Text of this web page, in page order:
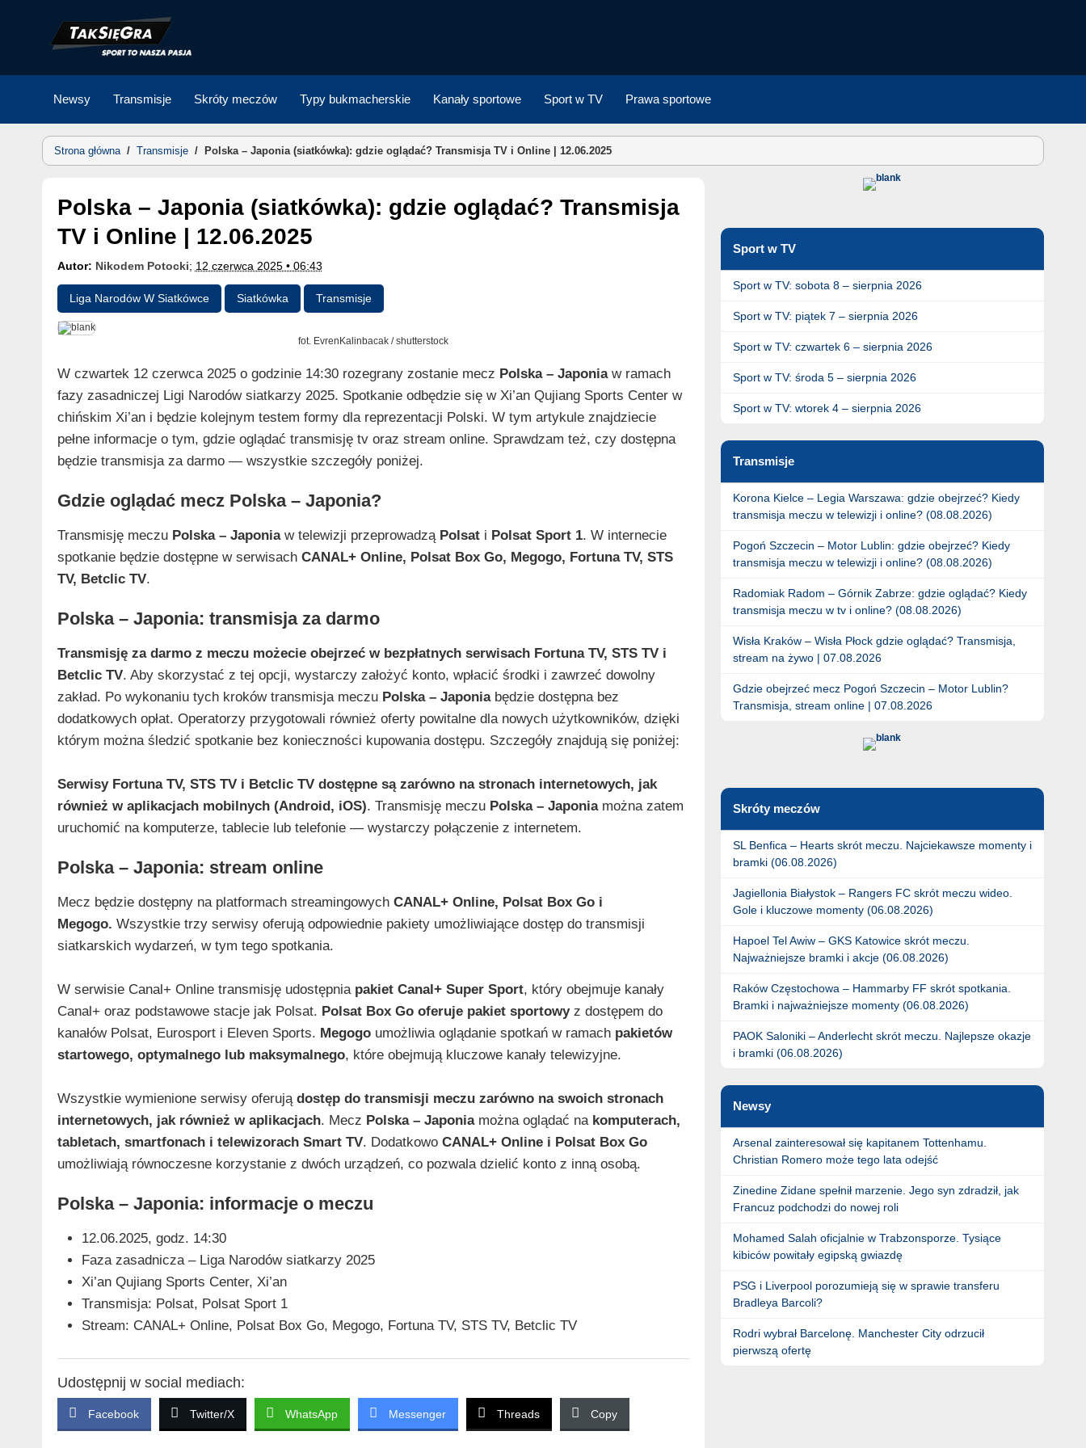
Newsy Transmisje Skróty meczów Typy bukmacherskie Kanały sportowe Sport w TV Prawa sportowe
Strona główna/ Transmisje / Polska – Japonia (siatkówka): gdzie oglądać? Transmisja TV i Online | 12.06.2025
Polska – Japonia (siatkówka): gdzie oglądać? Transmisja
TV i Online | 12.06.2025
Autor: Nikodem Potocki; 12 czerwca 2025 • 06:43
Liga Narodów W Siatkówce Siatkówka Transmisje
fot. EvrenKalinbacak / shutterstock
W czwartek 12 czerwca 2025 o godzinie 14:30 rozegrany zostanie mecz Polska – Japoniaw ramach
fazy zasadniczej Ligi Narodów siatkarzy 2025. Spotkanie odbędzie się w Xi’an Qujiang Sports Center w
chińskim Xi’an i będzie kolejnym testem formy dla reprezentacji Polski. W tym artykule znajdziecie
pełne informacje o tym, gdzie oglądać transmisję tv oraz stream online. Sprawdzam też, czy dostępna
będzie transmisja za darmo — wszystkie szczegóły poniżej.
Gdzie oglądać mecz Polska – Japonia?
Transmisję meczu Polska – Japoniaw telewizji przeprowadzą Polsati Polsat Sport 1. W internecie
spotkanie będzie dostępne w serwisach CANAL+ Online, Polsat Box Go, Megogo, Fortuna TV, STS
TV, Betclic TV.
Polska – Japonia: transmisja za darmo
Transmisję za darmo z meczu możecie obejrzeć w bezpłatnych serwisach Fortuna TV, STS TV i
Betclic TV. Aby skorzystać z tej opcji, wystarczy założyć konto, wpłacić środki i zawrzeć dowolny
zakład. Po wykonaniu tych kroków transmisja meczu Polska – Japoniabędzie dostępna bez
dodatkowych opłat. Operatorzy przygotowali również oferty powitalne dla nowych użytkowników, dzięki
którym można śledzić spotkanie bez konieczności kupowania dostępu. Szczegóły znajdują się poniżej:
Serwisy Fortuna TV, STS TV i Betclic TV dostępne są zarówno na stronach internetowych, jak
również w aplikacjach mobilnych (Android, iOS). Transmisję meczu Polska – Japoniamożna zatem
uruchomić na komputerze, tablecie lub telefonie — wystarczy połączenie z internetem.
Polska – Japonia: stream online
Mecz będzie dostępny na platformach streamingowych CANAL+ Online, Polsat Box Go i
Megogo. Wszystkie trzy serwisy oferują odpowiednie pakiety umożliwiające dostęp do transmisji
siatkarskich wydarzeń, w tym tego spotkania.
W serwisie Canal+ Online transmisję udostępnia pakiet Canal+ Super Sport, który obejmuje kanały
Canal+ oraz podstawowe stacje jak Polsat. Polsat Box Go oferuje pakiet sportowyz dostępem do
kanałów Polsat, Eurosport i Eleven Sports. Megogoumożliwia oglądanie spotkań w ramach pakietów
startowego, optymalnego lub maksymalnego, które obejmują kluczowe kanały telewizyjne.
Wszystkie wymienione serwisy oferują dostęp do transmisji meczu zarówno na swoich stronach
internetowych, jak również w aplikacjach. Mecz Polska – Japoniamożna oglądać na komputerach,
tabletach, smartfonach i telewizorach Smart TV. Dodatkowo CANAL+ Online i Polsat Box Go
umożliwiają równoczesne korzystanie z dwóch urządzeń, co pozwala dzielić konto z inną osobą.
Polska – Japonia: informacje o meczu
12.06.2025, godz. 14:30
Faza zasadnicza – Liga Narodów siatkarzy 2025
Xi’an Qujiang Sports Center, Xi’an
Transmisja: Polsat, Polsat Sport 1
Stream: CANAL+ Online, Polsat Box Go, Megogo, Fortuna TV, STS TV, Betclic TV
Udostępnij w social mediach:
Facebook Twitter/X WhatsApp Messenger Threads Copy
Sport w TV
Sport w TV: sobota 8 – sierpnia 2026
Sport w TV: piątek 7 – sierpnia 2026
Sport w TV: czwartek 6 – sierpnia 2026
Sport w TV: środa 5 – sierpnia 2026
Sport w TV: wtorek 4 – sierpnia 2026
Transmisje
Korona Kielce – Legia Warszawa: gdzie obejrzeć? Kiedy
transmisja meczu w telewizji i online? (08.08.2026)
Pogoń Szczecin – Motor Lublin: gdzie obejrzeć? Kiedy
transmisja meczu w telewizji i online? (08.08.2026)
Radomiak Radom – Górnik Zabrze: gdzie oglądać? Kiedy
transmisja meczu w tv i online? (08.08.2026)
Wisła Kraków – Wisła Płock gdzie oglądać? Transmisja,
stream na żywo | 07.08.2026
Gdzie obejrzeć mecz Pogoń Szczecin – Motor Lublin?
Transmisja, stream online | 07.08.2026
Skróty meczów
SL Benfica – Hearts skrót meczu. Najciekawsze momenty i
bramki (06.08.2026)
Jagiellonia Białystok – Rangers FC skrót meczu wideo.
Gole i kluczowe momenty (06.08.2026)
Hapoel Tel Awiw – GKS Katowice skrót meczu.
Najważniejsze bramki i akcje (06.08.2026)
Raków Częstochowa – Hammarby FF skrót spotkania.
Bramki i najważniejsze momenty (06.08.2026)
PAOK Saloniki – Anderlecht skrót meczu. Najlepsze okazje
i bramki (06.08.2026)
Newsy
Arsenal zainteresował się kapitanem Tottenhamu.
Christian Romero może tego lata odejść
Zinedine Zidane spełnił marzenie. Jego syn zdradził, jak
Francuz podchodzi do nowej roli
Mohamed Salah oficjalnie w Trabzonsporze. Tysiące
kibiców powitały egipską gwiazdę
PSG i Liverpool porozumieją się w sprawie transferu
Bradleya Barcoli?
Rodri wybrał Barcelonę. Manchester City odrzucił
pierwszą ofertę